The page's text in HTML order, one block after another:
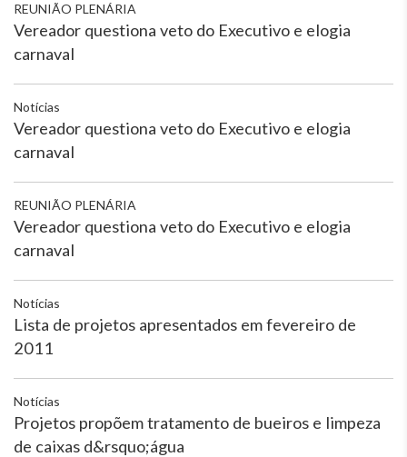
REUNIÃO PLENÁRIA
Vereador questiona veto do Executivo e elogia
carnaval
Notícias
Vereador questiona veto do Executivo e elogia
carnaval
REUNIÃO PLENÁRIA
Vereador questiona veto do Executivo e elogia
carnaval
Notícias
Lista de projetos apresentados em fevereiro de
2011
Notícias
Projetos propõem tratamento de bueiros e limpeza
de caixas d&rsquo;água